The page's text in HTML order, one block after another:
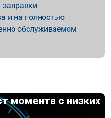
заправки
и на полностью
обслуживаемом
момента с низких